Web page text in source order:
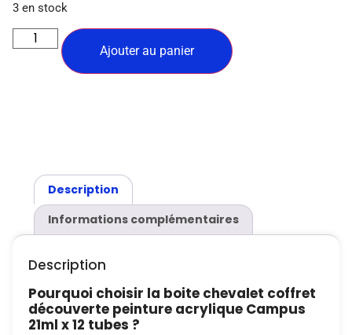
3 en stock
Ajouter au panier
Description
Informations complémentaires
Description
Pourquoi choisir la boite chevalet coffret
découverte peinture acrylique Campus
21ml x 12 tubes ?